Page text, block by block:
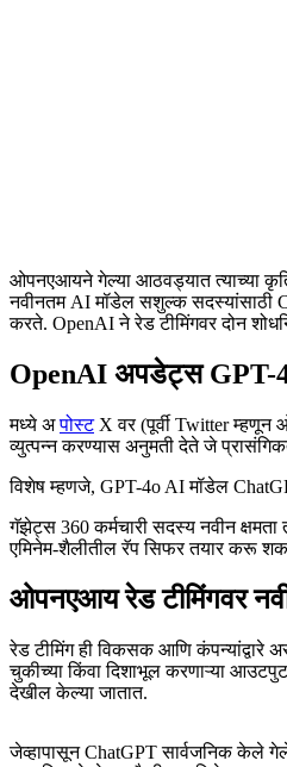
ओपनएआयने गेल्या आठवड्यात त्याच्या
नवीनतम AI मॉडेल सशुल्क सदस्यांसाठी
करते. OpenAI ने रेड टीमिंगवर दोन
OpenAI अपडेट्स GPT-
मध्ये अपोस्टX वर (पूर्वी Twitter
व्युत्पन्न करण्यास अनुमती देते जे
विशेष म्हणजे, GPT-4o AI मॉडेल
गॅझेट्स 360 कर्मचारी सदस्य नवीन
एमिनेम-शैलीतील रॅप सिफर तयार करू
ओपनएआय रेड टीमिंगवर
रेड टीमिंग ही विकसक आणि कंपन्यांद्वारे
चुकीच्या किंवा दिशाभूल करणाऱ्या
देखील केल्या जातात.
जेव्हापासून ChatGPT सार्वजनिक केले